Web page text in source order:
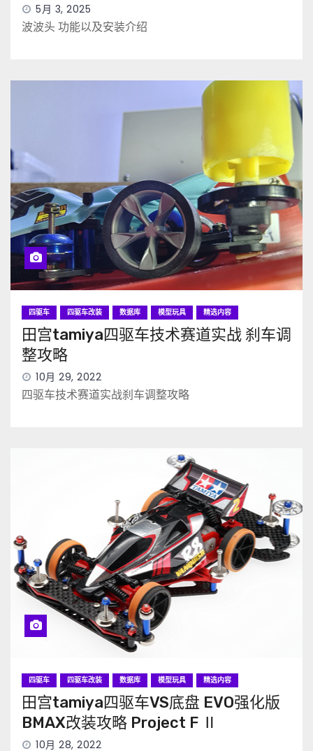
5月 3, 2025
波波头 功能以及安装介绍
四驱车 四驱车改装 数据库 模型玩具 精选内容
田宫tamiya四驱车技术赛道实战 刹车调
整攻略
10月 29, 2022
四驱车技术赛道实战刹车调整攻略
四驱车 四驱车改装 数据库 模型玩具 精选内容
田宫tamiya四驱车VS底盘 EVO强化版
BMAX改装攻略 Project F Ⅱ
10月 28, 2022